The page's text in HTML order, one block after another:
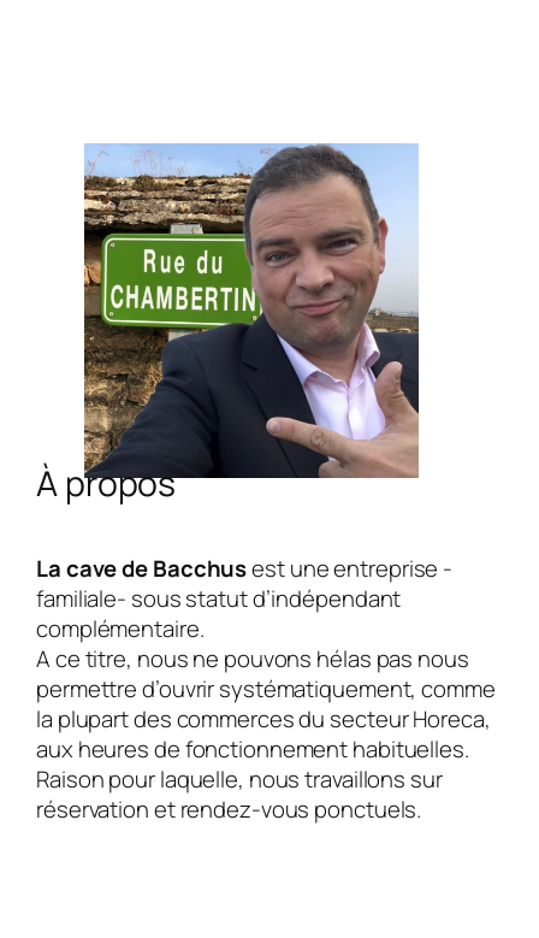
À propos
La cave de Bacchusest une entreprise -
familiale- sous statut d’indépendant
complémentaire.
A ce titre, nous ne pouvons hélas pas nous
permettre d’ouvrir systématiquement, comme
la plupart des commerces du secteur Horeca,
aux heures de fonctionnement habituelles.
Raison pour laquelle, nous travaillons sur
réservation et rendez-vous ponctuels.